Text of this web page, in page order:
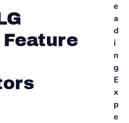
e
a
d
i
n
g
E
x
p
e